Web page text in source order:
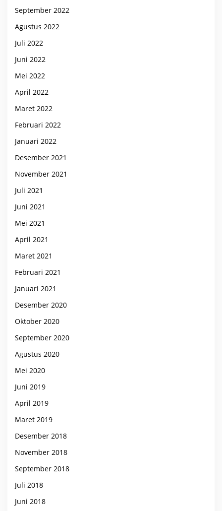
September 2022
Agustus 2022
Juli 2022
Juni 2022
Mei 2022
April 2022
Maret 2022
Februari 2022
Januari 2022
Desember 2021
November 2021
Juli 2021
Juni 2021
Mei 2021
April 2021
Maret 2021
Februari 2021
Januari 2021
Desember 2020
Oktober 2020
September 2020
Agustus 2020
Mei 2020
Juni 2019
April 2019
Maret 2019
Desember 2018
November 2018
September 2018
Juli 2018
Juni 2018